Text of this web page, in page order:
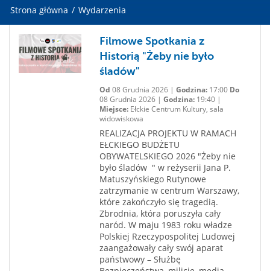
Strona główna / Wydarzenia
Filmowe Spotkania z
Historią "Żeby nie było
śladów"
Od 08 Grudnia 2026 | Godzina:17:00 Do
08 Grudnia 2026 | Godzina:19:40 |
Miejsce:Ełckie Centrum Kultury, sala
widowiskowa
REALIZACJA PROJEKTU W RAMACH
EŁCKIEGO BUDŻETU
OBYWATELSKIEGO 2026 "Żeby nie
było śladów " w reżyserii Jana P.
Matuszyńskiego Rutynowe
zatrzymanie w centrum Warszawy,
które zakończyło się tragedią.
Zbrodnia, która poruszyła cały
naród. W maju 1983 roku władze
Polskiej Rzeczypospolitej Ludowej
zaangażowały cały swój aparat
państwowy – Służbę